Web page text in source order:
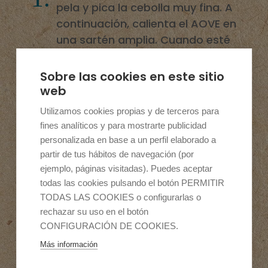
pela y pica la cebolla muy fina. A
continuación, calienta el AOVE en
una sartén amplia. Cuando esté
la cebolla y sofríe a fuego medio
hasta que quede transparente y
ligeramente dorada. Añade las
espinacas y saltea durante uno o
dos minutos hasta que se
reduzcan.
Para hacer el roux incorpora la
harina y cocina durante dos o
tres minutos para quitar el sabor
a crudo, removiendo con una
Sobre las cookies en este sitio
web
Utilizamos cookies propias y de terceros para
fines analíticos y para mostrarte publicidad
personalizada en base a un perfil elaborado a
partir de tus hábitos de navegación (por
ejemplo, páginas visitadas). Puedes aceptar
todas las cookies pulsando el botón PERMITIR
TODAS LAS COOKIES o configurarlas o
rechazar su uso en el botón
CONFIGURACIÓN DE COOKIES.
Más información